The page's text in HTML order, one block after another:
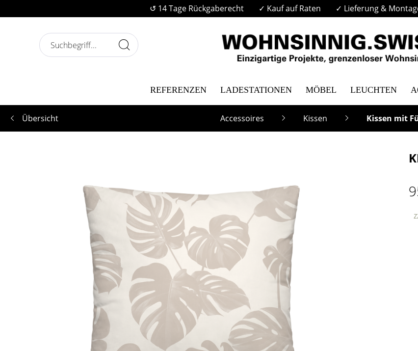
↺ 14 Tage Rückgaberecht ✓ Kauf auf Raten ✓ Lieferung &
REFERENZEN LADESTATIONEN MÖBEL LEUCHTEN
Übersicht Accessoires Kissen Kissen mit